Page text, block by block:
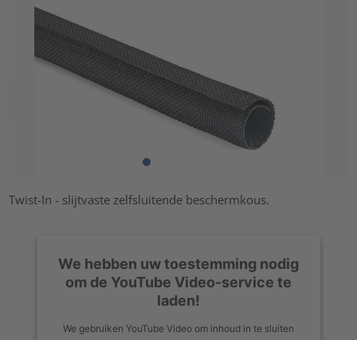
Twist-In - slijtvaste zelfsluitende beschermkous.
We hebben uw toestemming nodig
om de YouTube Video-service te
laden!
We gebruiken YouTube Video om inhoud in te sluiten